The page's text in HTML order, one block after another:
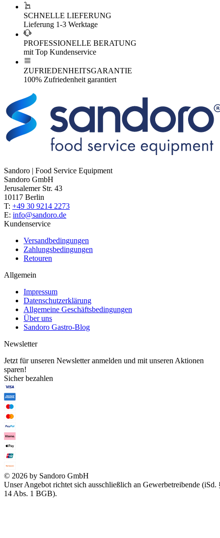
SCHNELLE LIEFERUNG
Lieferung 1-3 Werktage
PROFESSIONELLE BERATUNG
mit Top Kundenservice
ZUFRIEDENHEITSGARANTIE
100% Zufriedenheit garantiert
Sandoro | Food Service Equipment
Sandoro GmbH
Jerusalemer Str. 43
10117 Berlin
T: +49 30 9214 2273
E: info@sandoro.de
Kundenservice
Versandbedingungen
Zahlungsbedingungen
Retouren
Allgemein
Impressum
Datenschutzerklärung
Allgemeine Geschäftsbedingungen
Über uns
Sandoro Gastro-Blog
Newsletter
Jetzt für unseren Newsletter anmelden und mit unseren Aktionen
sparen!
Sicher bezahlen
© 2026 by Sandoro GmbH
Unser Angebot richtet sich ausschließlich an Gewerbetreibende (iSd.
14 Abs. 1 BGB).